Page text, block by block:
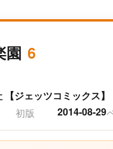
園 6
【ジェッツコミックス】
初版 2014-08-29